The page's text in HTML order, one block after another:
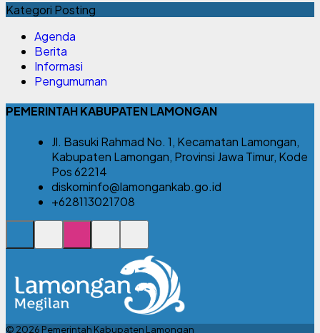
Kategori Posting
Agenda
Berita
Informasi
Pengumuman
PEMERINTAH KABUPATEN LAMONGAN
Jl. Basuki Rahmad No. 1, Kecamatan Lamongan,
Kabupaten Lamongan, Provinsi Jawa Timur, Kode
Pos 62214
diskominfo@lamongankab.go.id
+628113021708
© 2026 Pemerintah Kabupaten Lamongan